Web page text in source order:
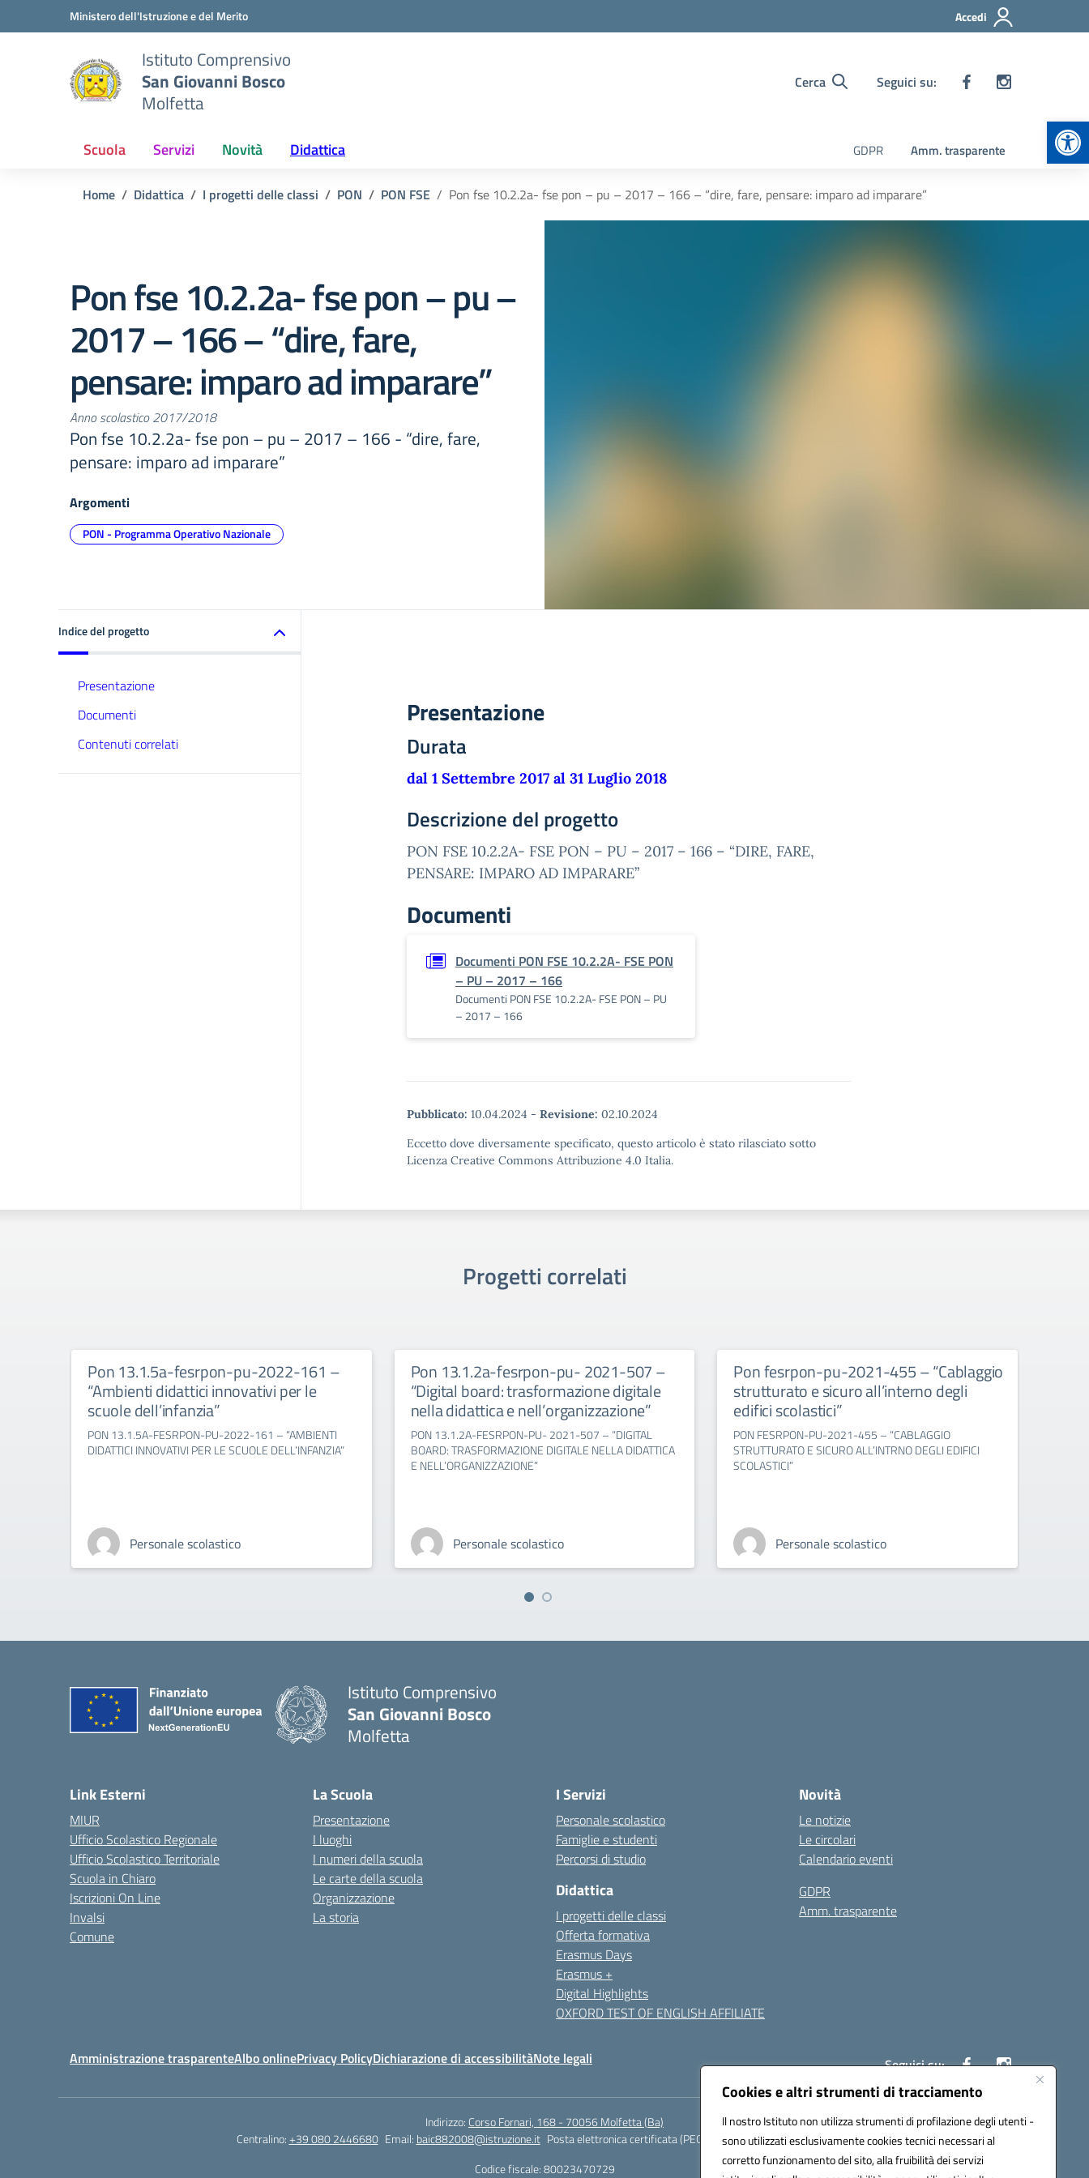
Cookies e altri strumenti di tracciamento
Il nostro Istituto non utilizza strumenti di profilazione degli utenti -
sono utilizzati esclusivamente cookies tecnici necessari al
corretto funzionamento del sito, alla fruibilità dei servizi
Vai ai contenuti
Vai al menu di navigazioneMinistero dell'Istruzione e del Merito Accedi
Istituto Comprensivo
San Giovanni Bosco
Molfetta
Cerca Seguici su:
Scuola Servizi Novità Didattica GDPR Amm. trasparente
Home Didattica I progetti delle classi PON PON FSE Pon fse 10.2.2a- fse pon – pu – 2017 – 166 – “dire, fare, pensare: imparo ad imparare”
Pon fse 10.2.2a- fse pon – pu –
2017 – 166 – “dire, fare,
pensare: imparo ad imparare”
Anno scolastico 2017/2018
Pon fse 10.2.2a- fse pon – pu – 2017 – 166 - “dire, fare,
pensare: imparo ad imparare”
Argomenti
PON - Programma Operativo Nazionale
Indice del progetto
Presentazione
Documenti
Contenuti correlati
Presentazione
Durata
dal 1 Settembre 2017 al 31 Luglio 2018
Descrizione del progetto
PON FSE 10.2.2A- FSE PON – PU – 2017 – 166 – “DIRE, FARE,
PENSARE: IMPARO AD IMPARARE”
Documenti
Documenti PON FSE 10.2.2A- FSE PON
– PU – 2017 – 166
Documenti PON FSE 10.2.2A- FSE PON – PU
– 2017 – 166
Pubblicato: 10.04.2024 - Revisione: 02.10.2024
Eccetto dove diversamente specificato, questo articolo è stato rilasciato sotto
Licenza Creative Commons Attribuzione 4.0 Italia.
Progetti correlati
Pon 13.1.5a-fesrpon-pu-2022-161 –
“Ambienti didattici innovativi per le
scuole dell’infanzia”
PON 13.1.5A-FESRPON-PU-2022-161 – “AMBIENTI
DIDATTICI INNOVATIVI PER LE SCUOLE DELL’INFANZIA”
Personale scolastico
Pon 13.1.2a-fesrpon-pu- 2021-507 –
“Digital board: trasformazione digitale
nella didattica e nell’organizzazione”
PON 13.1.2A-FESRPON-PU- 2021-507 – “DIGITAL
BOARD: TRASFORMAZIONE DIGITALE NELLA DIDATTICA
E NELL’ORGANIZZAZIONE”
Personale scolastico
Pon fesrpon-pu-2021-455 – “Cablaggio
strutturato e sicuro all’interno degli
edifici scolastici”
PON FESRPON-PU-2021-455 – “CABLAGGIO
STRUTTURATO E SICURO ALL’INTRNO DEGLI EDIFICI
SCOLASTICI”
Personale scolastico
Istituto Comprensivo
San Giovanni Bosco
Molfetta
Link Esterni
MIUR
Ufficio Scolastico Regionale
Ufficio Scolastico Territoriale
Scuola in Chiaro
Iscrizioni On Line
Invalsi
Comune
La Scuola
Presentazione
I luoghi
I numeri della scuola
Le carte della scuola
Organizzazione
La storia
I Servizi
Personale scolastico
Famiglie e studenti
Percorsi di studio
Didattica
I progetti delle classi
Offerta formativa
Erasmus Days
Erasmus +
Digital Highlights
OXFORD TEST OF ENGLISH AFFILIATE
Novità
Le notizie
Le circolari
Calendario eventi
GDPR
Amm. trasparente
Amministrazione trasparenteAlbo onlinePrivacy PolicyDichiarazione di accessibilitàNote legali Seguici su:
Indirizzo: Corso Fornari, 168 - 70056 Molfetta (Ba)
Centralino:+39 080 2446680 Email: baic882008@istruzione.it Posta elettronica certificata (PEC):
baic882008@pec.istruzione.it
Codice fiscale: 80023470729